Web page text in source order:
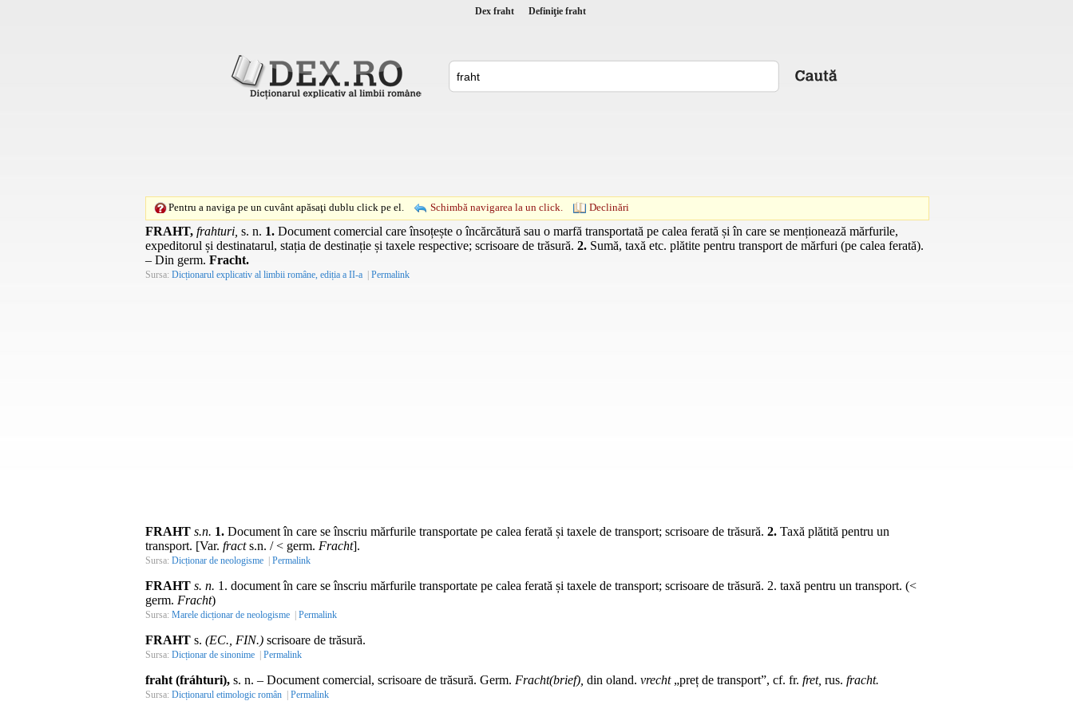
Dex fraht Definiţie fraht
Pentru a naviga pe un cuvânt apăsaţi dublu click pe el. Schimbă navigarea la un click. Declinări
FRAHT, frahturi, s. n. 1. Document comercial care însoțește o încărcătură sau o marfă transportată pe calea ferată și în care se menționează mărfurile,
expeditorul și destinatarul, stația de destinație și taxele respective; scrisoare de trăsură. 2. Sumă, taxă etc. plătite pentru transport de mărfuri (pe calea ferată).
– Din germ. Fracht.
Sursa: Dicționarul explicativ al limbii române, ediția a II-a | Permalink
FRAHT s.n. 1. Document în care se înscriu mărfurile transportate pe calea ferată și taxele de transport; scrisoare de trăsură. 2. Taxă plătită pentru un
transport. [Var. fracts.n. / < germ. Fracht].
Sursa: Dicționar de neologisme | Permalink
FRAHT s. n. 1. document în care se înscriu mărfurile transportate pe calea ferată și taxele de transport; scrisoare de trăsură. 2. taxă pentru un transport. (<
germ. Fracht)
Sursa: Marele dicționar de neologisme | Permalink
FRAHT s. (EC., FIN.) scrisoare de trăsură.
Sursa: Dicționar de sinonime | Permalink
fraht (fráhturi), s. n. – Document comercial, scrisoare de trăsură. Germ. Fracht(brief), din oland. vrecht„preț de transport”, cf. fr. fret, rus. fracht.
Sursa: Dicționarul etimologic român | Permalink